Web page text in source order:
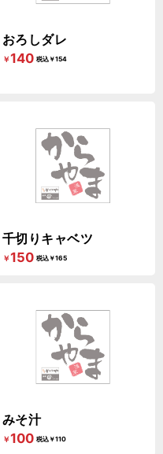
おろしダレ
￥140 税込￥154
千切りキャベツ
￥150 税込￥165
みそ汁
￥100 税込￥110